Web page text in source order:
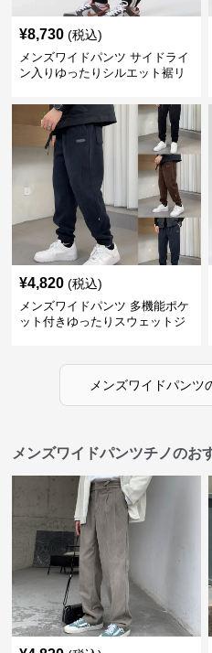
¥8,730 (税込)
メンズワイドパンツ サイドライ
ン入りゆったりシルエット裾リ
¥4,820 (税込)
メンズワイドパンツ 多機能ポケ
ット付きゆったりスウェットジ
メンズワイドパンツ
メンズワイドパンツチノのお